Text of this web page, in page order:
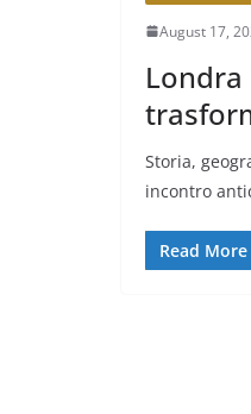
August 17,
Storia,
incontro
Read More